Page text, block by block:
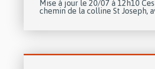
Mise à jour le 20/07 à 12h10
chemin de la colline St Joseph,